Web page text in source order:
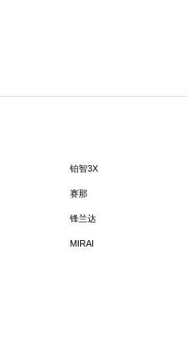
铂智3X
赛那
锋兰达
MIRAI